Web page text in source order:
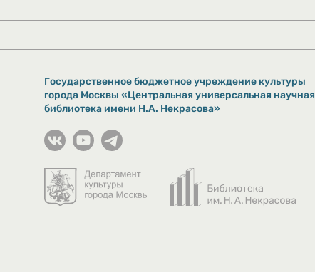
Государственное бюджетное учреждение культуры
города Москвы «Центральная универсальная научная
библиотека имени Н.А. Некрасова»